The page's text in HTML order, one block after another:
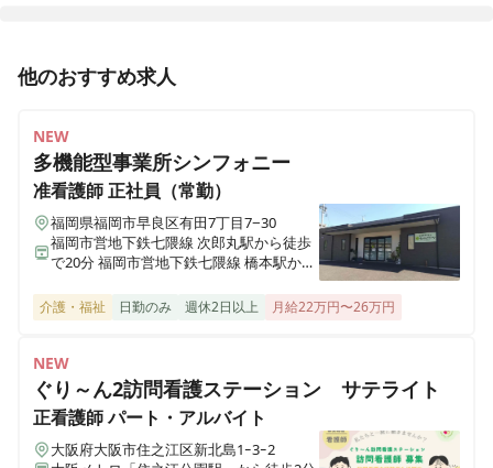
群馬県吾妻郡草津町大字草津524-114
メディス高崎
群馬県高崎市石原町3883
メディス深谷
埼玉県深谷市田所町12-6
メディス伊勢崎
群馬県伊勢崎市稲荷町525-1
メディス越谷蒲生
埼玉県越谷市蒲生西町二丁目2-25
他のおすすめ求人
NEW
多機能型事業所シンフォニー
准看護師正社員（常勤）
福岡県福岡市早良区有田7丁目7−30
福岡市営地下鉄七隈線 次郎丸駅から徒歩
で20分 福岡市営地下鉄七隈線 橋本駅から
介護・福祉 日勤のみ 週休2日以上 月給22万円〜26万円
NEW
ぐり～ん2訪問看護ステーション サテライト
正看護師パート・アルバイト
大阪府大阪市住之江区新北島1ｰ3ｰ2